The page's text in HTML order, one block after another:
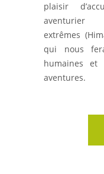
plaisir
aventurier
extrêmes
qui nous
humaines et
aventures.